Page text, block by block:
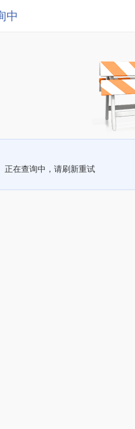
中
正在查询中，请刷新重试